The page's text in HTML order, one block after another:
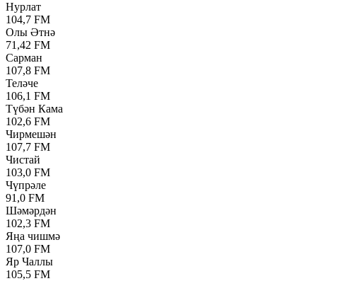
Нурлат
104,7 FM
Олы Әтнә
71,42 FM
Сарман
107,8 FM
Теләче
106,1 FM
Түбән Кама
102,6 FM
Чирмешән
107,7 FM
Чистай
103,0 FM
Чүпрәле
91,0 FM
Шәмәрдән
102,3 FM
Яңа чишмә
107,0 FM
Яр Чаллы
105,5 FM